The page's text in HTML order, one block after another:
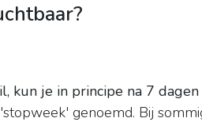
kun je in principe na 7
genoemd. Bij